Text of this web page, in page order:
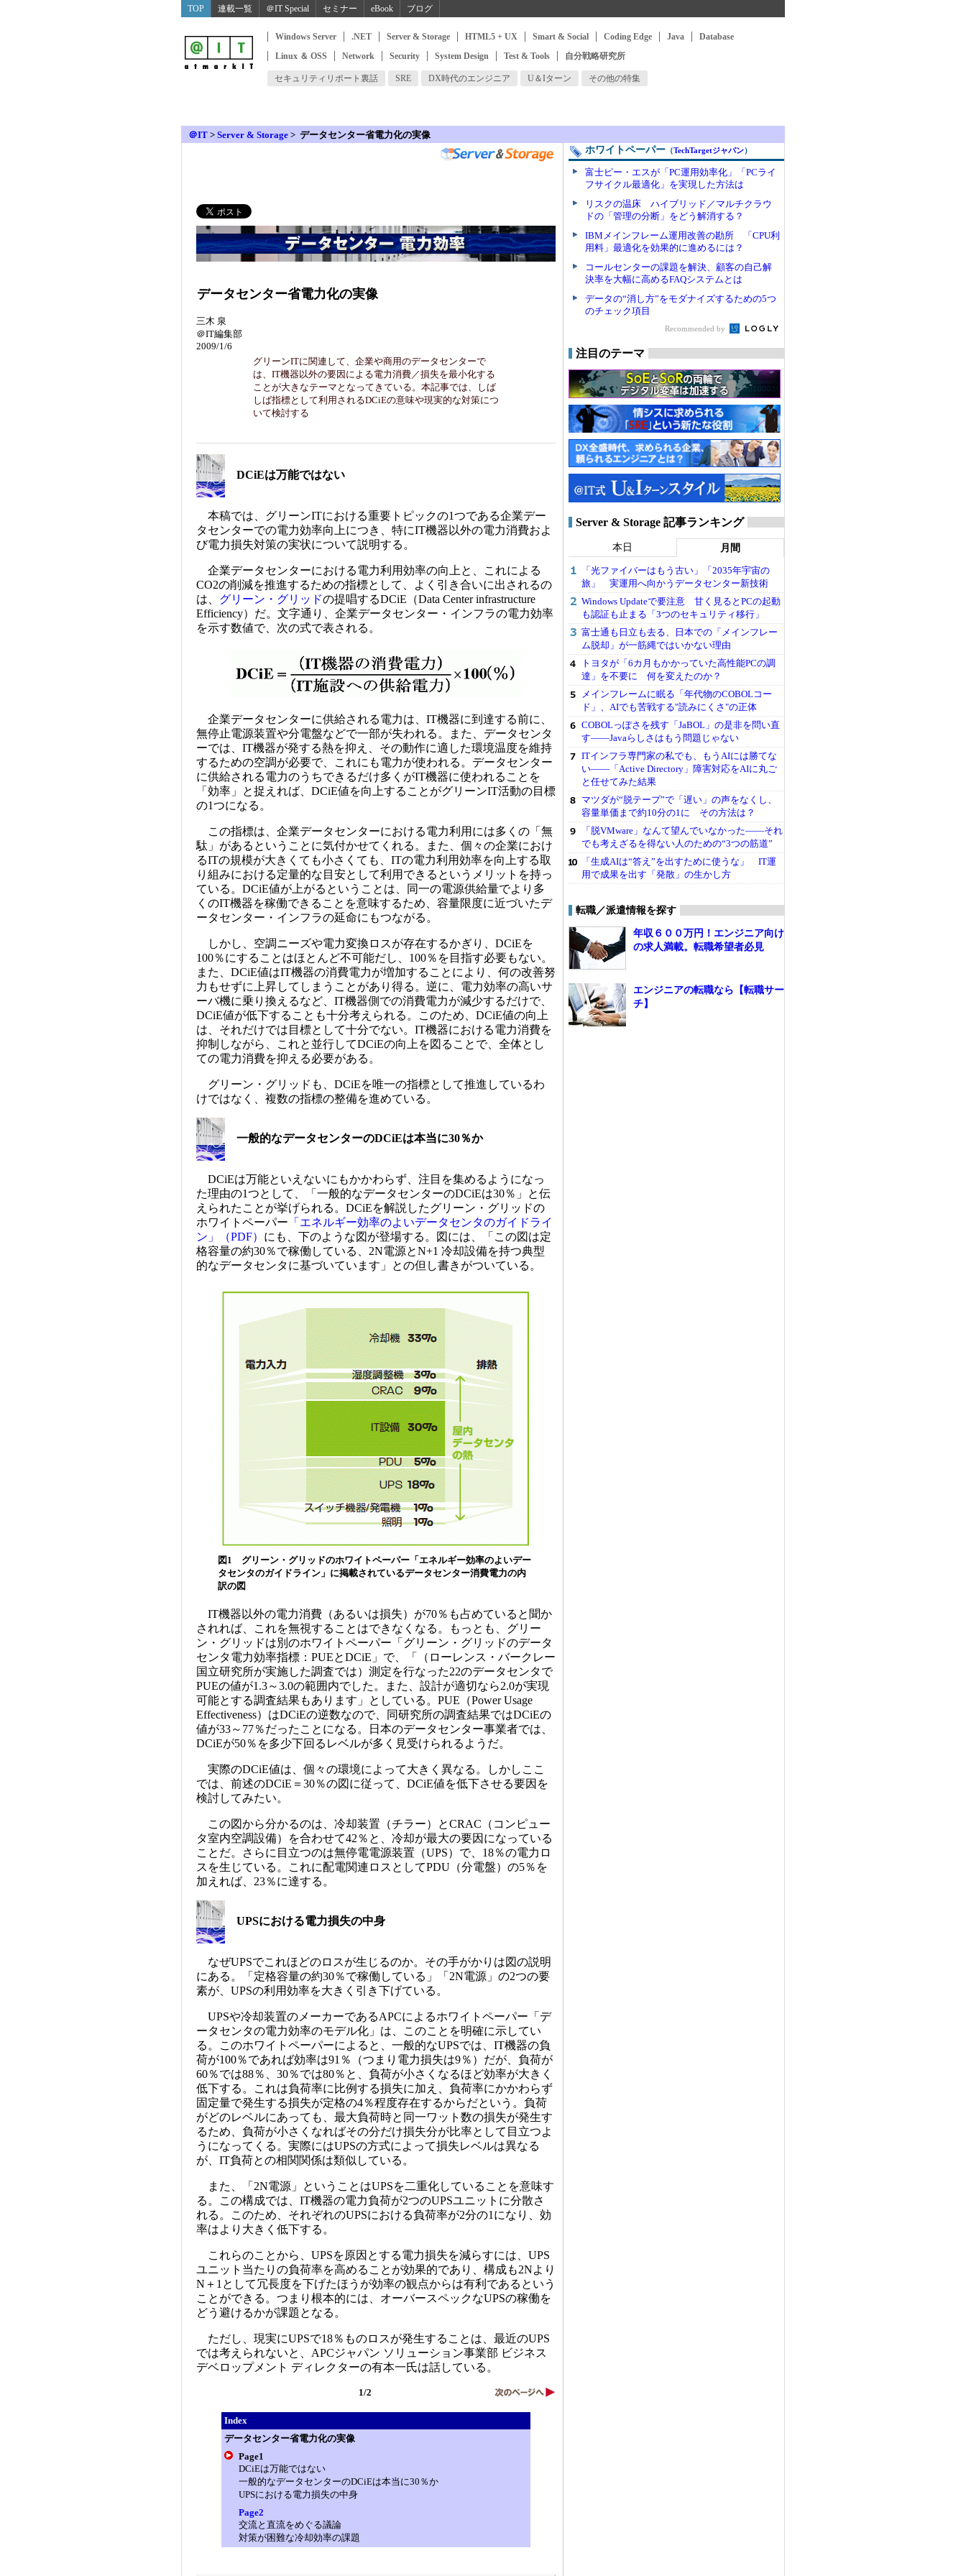
TOP 連載一覧 ＠IT Special セミナー eBook ブログ
Windows Server .NET Server & Storage HTML5 + UX Smart & Social Coding Edge Java
Database
Linux ＆ OSS
Network Security System Design Test & Tools 自分戦略研究所
セキュリティリポート裏話 SRE DX時代のエンジニア U＆Iターン その他の特集
＠IT > Server & Storage > データセンター省電力化の実像
データセンター省電力化の実像
三木 泉
＠IT編集部
2009/1/6
グリーンITに関連して、企業や商用のデータセンターで
は、IT機器以外の要因による電力消費／損失を最小化する
ことが大きなテーマとなってきている。本記事では、しば
しば指標として利用されるDCiEの意味や現実的な対策につ
いて検討する
DCiEは万能ではない
本稿では、グリーンITにおける重要トピックの1つである企業デー
タセンターでの電力効率向上につき、特にIT機器以外の電力消費およ
び電力損失対策の実状について説明する。
企業データセンターにおける電力利用効率の向上と、これによる
CO2の削減を推進するための指標として、よく引き合いに出されるの
は、 グリーン・グリッドの提唱するDCiE（Data Center infrastructure
Efficiency）だ。文字通り、企業データセンター・インフラの電力効率
を示す数値で、次の式で表される。
企業データセンターに供給される電力は、IT機器に到達する前に、
無停止電源装置や分電盤などで一部が失われる。また、データセンタ
ーでは、IT機器が発する熱を抑え、その動作に適した環境温度を維持
するための空調が必要で、これにも電力が使われる。データセンター
に供給される電力のうちできるだけ多くがIT機器に使われることを
「効率」と捉えれば、DCiE値を向上することがグリーンIT活動の目標
の1つになる。
この指標は、企業データセンターにおける電力利用には多くの「無
駄」があるということに気付かせてくれる。また、個々の企業におけ
るITの規模が大きくても小さくても、ITの電力利用効率を向上する取
り組みにおける定量的な目安として利用できるというメリットを持っ
ている。DCiE値が上がるということは、同一の電源供給量でより多
くのIT機器を稼働できることを意味するため、容量限度に近づいたデ
ータセンター・インフラの延命にもつながる。
しかし、空調ニーズや電力変換ロスが存在するかぎり、DCiEを
100％にすることはほとんど不可能だし、100％を目指す必要もない。
また、DCiE値はIT機器の消費電力が増加することにより、何の改善努
力もせずに上昇してしまうことがあり得る。逆に、電力効率の高いサ
ーバ機に乗り換えるなど、IT機器側での消費電力が減少するだけで、
DCiE値が低下することも十分考えられる。このため、DCiE値の向上
は、それだけでは目標として十分でない。IT機器における電力消費を
抑制しながら、これと並行してDCiEの向上を図ることで、全体とし
ての電力消費を抑える必要がある。
グリーン・グリッドも、DCiEを唯一の指標として推進しているわ
けではなく、複数の指標の整備を進めている。
一般的なデータセンターのDCiEは本当に30％か
DCiEは万能といえないにもかかわらず、注目を集めるようになっ
た理由の1つとして、「一般的なデータセンターのDCiEは30％」と伝
えられたことが挙げられる。DCiEを解説したグリーン・グリッドの
ホワイトペーパー 「エネルギー効率のよいデータセンタのガイドライ
ン」（PDF） にも、下のような図が登場する。図には、「この図は定
格容量の約30％で稼働している、2N電源とN+1 冷却設備を持つ典型
的なデータセンタに基づいています」との但し書きがついている。
図1 グリーン・グリッドのホワイトペーパー「エネルギー効率のよいデー
タセンタのガイドライン」に掲載されているデータセンター消費電力の内
訳の図
IT機器以外の電力消費（あるいは損失）が70％も占めていると聞か
されれば、これを無視することはできなくなる。もっとも、グリー
ン・グリッドは別のホワイトペーパー「グリーン・グリッドのデータ
センタ電力効率指標：PUEとDCiE」で、「（ローレンス・バークレー
国立研究所が実施した調査では）測定を行なった22のデータセンタで
PUEの値が1.3～3.0の範囲内でした。また、設計が適切なら2.0が実現
可能とする調査結果もあります」としている。PUE（Power Usage
Effectiveness）はDCiEの逆数なので、同研究所の調査結果ではDCiEの
値が33～77％だったことになる。日本のデータセンター事業者では、
DCiEが50％を多少下回るレベルが多く見受けられるようだ。
実際のDCiE値は、個々の環境によって大きく異なる。しかしここ
では、前述のDCiE＝30％の図に従って、DCiE値を低下させる要因を
検討してみたい。
この図から分かるのは、冷却装置（チラー）とCRAC（コンピュー
タ室内空調設備）を合わせて42％と、冷却が最大の要因になっている
ことだ。さらに目立つのは無停電電源装置（UPS）で、18％の電力ロ
スを生じている。これに配電関連ロスとしてPDU（分電盤）の5％を
加えれば、23％に達する。
UPSにおける電力損失の中身
なぜUPSでこれほどのロスが生じるのか。その手がかりは図の説明
にある。「定格容量の約30％で稼働している」「2N電源」の2つの要
素が、UPSの利用効率を大きく引き下げている。
UPSや冷却装置のメーカーであるAPCによるホワイトペーパー「デ
ータセンタの電力効率のモデル化」は、このことを明確に示してい
る。このホワイトペーパーによると、一般的なUPSでは、IT機器の負
荷が100％であれば効率は91％（つまり電力損失は9％）だが、負荷が
60％では88％、30％では80％と、負荷が小さくなるほど効率が大きく
低下する。これは負荷率に比例する損失に加え、負荷率にかかわらず
固定量で発生する損失が定格の4％程度存在するからだという。負荷
がどのレベルにあっても、最大負荷時と同一ワット数の損失が発生す
るため、負荷が小さくなればその分だけ損失分が比率として目立つよ
うになってくる。実際にはUPSの方式によって損失レベルは異なる
が、IT負荷との相関関係は類似している。
また、「2N電源」ということはUPSを二重化していることを意味す
る。この構成では、IT機器の電力負荷が2つのUPSユニットに分散さ
れる。このため、それぞれのUPSにおける負荷率が2分の1になり、効
率はより大きく低下する。
これらのことから、UPSを原因とする電力損失を減らすには、UPS
ユニット当たりの負荷率を高めることが効果的であり、構成も2Nより
N＋1として冗長度を下げたほうが効率の観点からは有利であるという
ことができる。つまり根本的には、オーバースペックなUPSの稼働を
どう避けるかが課題となる。
ただし、現実にUPSで18％ものロスが発生することは、最近のUPS
では考えられないと、APCジャパン ソリューション事業部 ビジネス
デベロップメント ディレクターの有本一氏は話している。
1/2
Index
データセンター省電力化の実像
Page1
DCiEは万能ではない
一般的なデータセンターのDCiEは本当に30％か
UPSにおける電力損失の中身
Page2
交流と直流をめぐる議論
対策が困難な冷却効率の課題
ホワイトペーパー （TechTargetジャパン）
富士ピー・エスが「PC運用効率化」「PCライ
フサイクル最適化」を実現した方法は
リスクの温床 ハイブリッド／マルチクラウ
ドの「管理の分断」をどう解消する？
IBMメインフレーム運用改善の勘所 「CPU利
用料」最適化を効果的に進めるには？
コールセンターの課題を解決、顧客の自己解
決率を大幅に高めるFAQシステムとは
データの“消し方”をモダナイズするための5つ
のチェック項目
Recommended by
注目のテーマ
Server & Storage 記事ランキング
本日 月間
「光ファイバーはもう古い」「2035年宇宙の
旅」 実運用へ向かうデータセンター新技術
Windows Updateで要注意 甘く見るとPCの起動
も認証も止まる「3つのセキュリティ移行」
富士通も日立も去る、日本での「メインフレー
ム脱却」が一筋縄ではいかない理由
トヨタが「6カ月もかかっていた高性能PCの調
達」を不要に 何を変えたのか？
メインフレームに眠る「年代物のCOBOLコー
ド」、AIでも苦戦する"読みにくさ"の正体
COBOLっぽさを残す「JaBOL」の是非を問い直
す――Javaらしさはもう問題じゃない
ITインフラ専門家の私でも、もうAIには勝てな
い――「Active Directory」障害対応をAIに丸ご
と任せてみた結果
マツダが“脱テープ”で「遅い」の声をなくし、
容量単価まで約10分の1に その方法は？
「脱VMware」なんて望んでいなかった――それ
でも考えざるを得ない人のための“3つの筋道”
「生成AIは“答え”を出すために使うな」 IT運
用で成果を出す「発散」の生かし方
転職／派遣情報を探す
年収６００万円！エンジニア向け
の求人満載。転職希望者必見
エンジニアの転職なら【転職サー
チ】